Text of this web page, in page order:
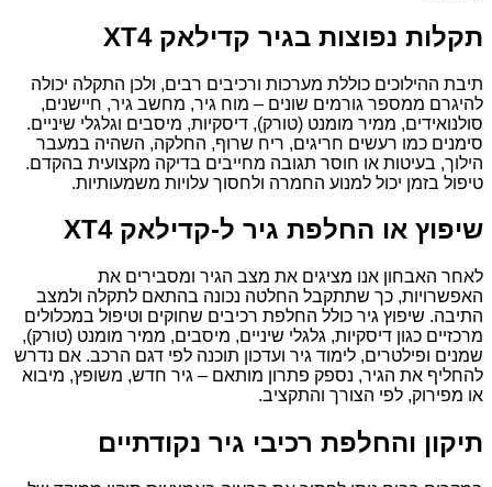
תקלות נפוצות בגיר קדילאק XT4
תיבת ההילוכים כוללת מערכות ורכיבים רבים, ולכן התקלה יכולה
להיגרם ממספר גורמים שונים – מוח גיר, מחשב גיר, חיישנים,
סולנואידים, ממיר מומנט (טורק), דיסקיות, מיסבים וגלגלי שיניים.
סימנים כמו רעשים חריגים, ריח שרוף, החלקה, השהיה במעבר
הילוך, בעיטות או חוסר תגובה מחייבים בדיקה מקצועית בהקדם.
טיפול בזמן יכול למנוע החמרה ולחסוך עלויות משמעותיות.
שיפוץ או החלפת גיר ל-קדילאק XT4
לאחר האבחון אנו מציגים את מצב הגיר ומסבירים את
האפשרויות, כך שתתקבל החלטה נכונה בהתאם לתקלה ולמצב
התיבה. שיפוץ גיר כולל החלפת רכיבים שחוקים וטיפול במכלולים
מרכזיים כגון דיסקיות, גלגלי שיניים, מיסבים, ממיר מומנט (טורק),
שמנים ופילטרים, לימוד גיר ועדכון תוכנה לפי דגם הרכב. אם נדרש
להחליף את הגיר, נספק פתרון מותאם – גיר חדש, משופץ, מיבוא
או מפירוק, לפי הצורך והתקציב.
תיקון והחלפת רכיבי גיר נקודתיים